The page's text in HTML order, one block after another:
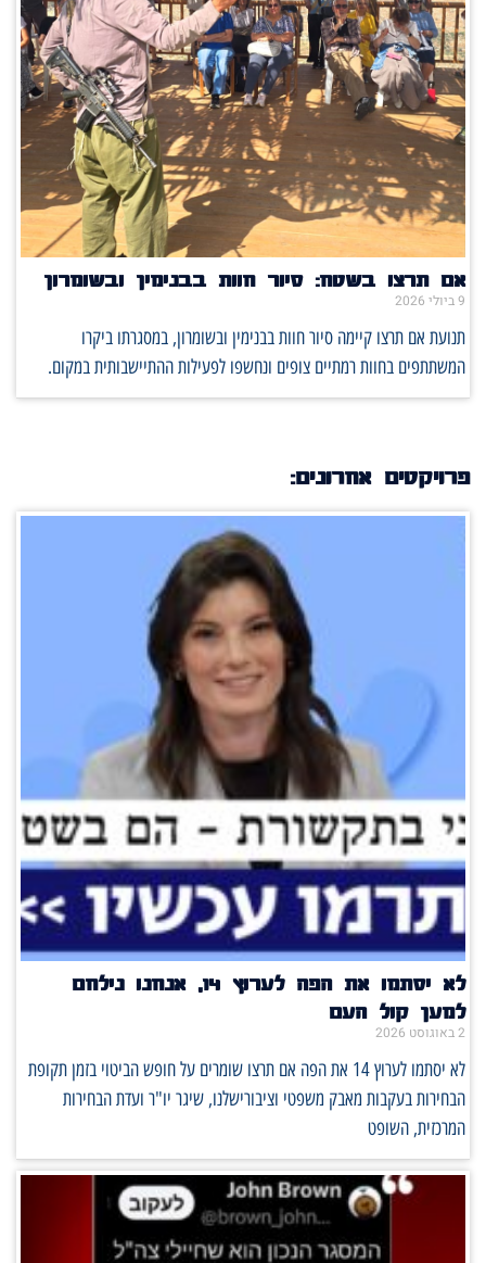
אם תרצו בשטח: סיור חוות בבנימין ובשומרון
9 ביולי 2026
תנועת אם תרצו קיימה סיור חוות בבנימין ובשומרון, במסגרתו ביקרו
המשתתפים בחוות רמתיים צופים ונחשפו לפעילות ההתיישבותית במקום.
פרויקטים אחרונים:
לא יסתמו את הפה לערוץ 14, אנחנו נילחם
למען קול העם
2 באוגוסט 2026
לא יסתמו לערוץ 14 את הפה אם תרצו שומרים על חופש הביטוי בזמן תקופת
הבחירות בעקבות מאבק משפטי וציבורישלנו, שיגר יו"ר ועדת הבחירות
המרכזית, השופט